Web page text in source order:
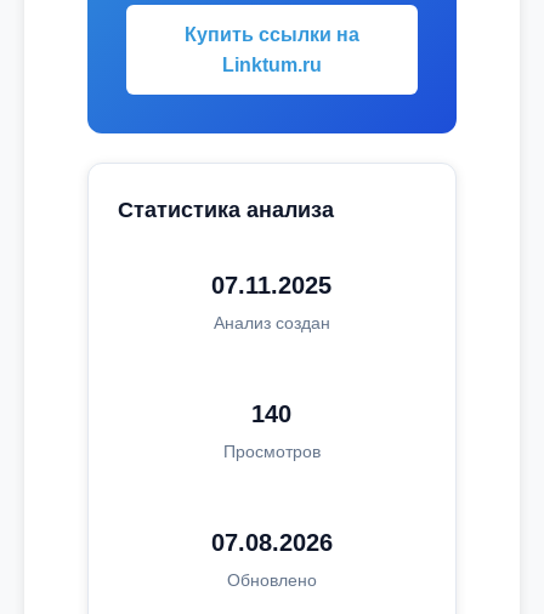
Купить ссылки на
Linktum.ru
Статистика анализа
07.11.2025
Анализ создан
140
Просмотров
07.08.2026
Обновлено